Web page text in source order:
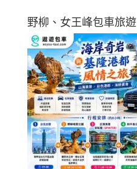
野柳、女王峰包車旅遊